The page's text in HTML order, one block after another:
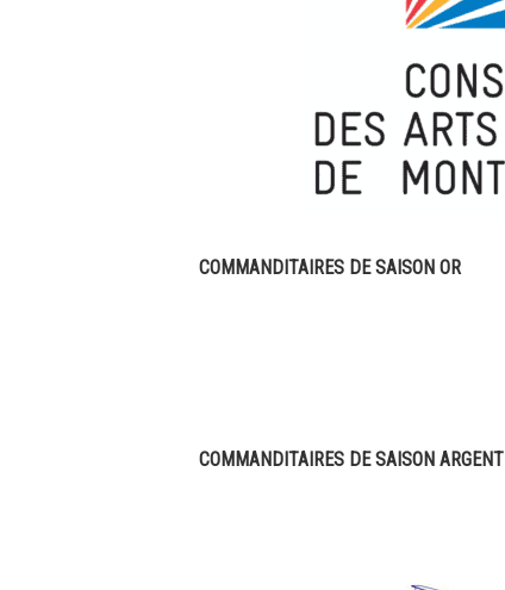
COMMANDITAIRES DE SAISON OR
COMMANDITAIRES DE SAISON ARGENT